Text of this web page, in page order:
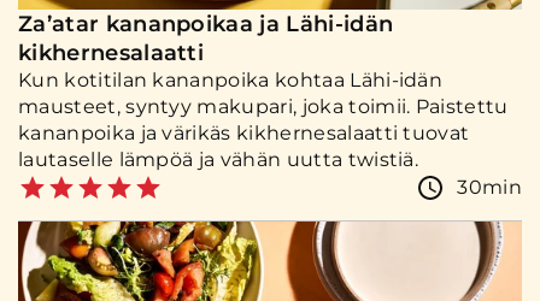
Za’atar kananpoikaa ja Lähi-idän
kikhernesalaatti
Kun kotitilan kananpoika kohtaa Lähi-idän
mausteet, syntyy makupari, joka toimii. Paistettu
kananpoika ja värikäs kikhernesalaatti tuovat
lautaselle lämpöä ja vähän uutta twistiä.
30min